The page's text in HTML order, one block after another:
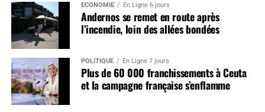
ÉCONOMIE En Ligne 6 jours
Andernos se remet en route après
l’incendie, loin des allées bondées
POLITIQUE En Ligne 7 jours
Plus de 60 000 franchissements à Ceuta
et la campagne française s’enflamme